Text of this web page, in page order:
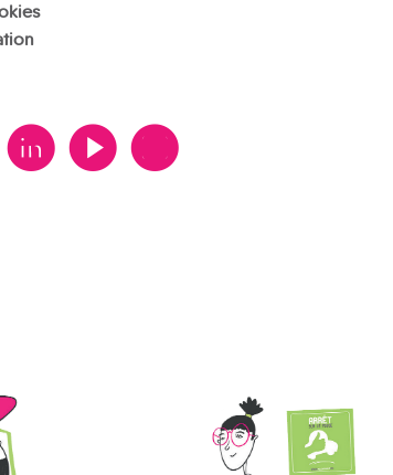
D F V